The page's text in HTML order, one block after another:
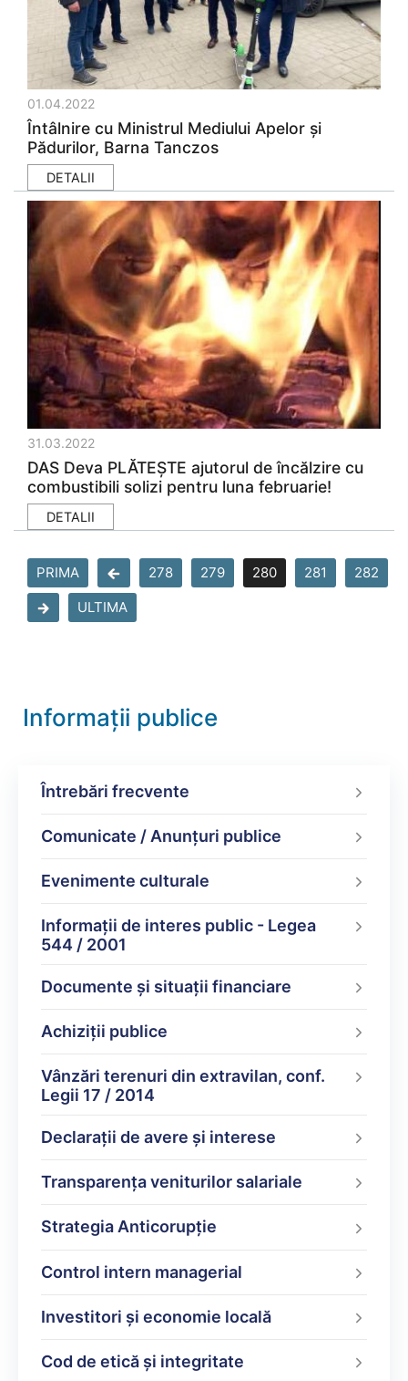
01.04.2022
Întâlnire cu Ministrul Mediului Apelor și
Pădurilor, Barna Tanczos
DETALII
31.03.2022
DAS Deva PLĂTEȘTE ajutorul de încălzire cu
combustibili solizi pentru luna februarie!
DETALII
PRIMA 278 279 280 281 282
ULTIMA
Informații publice
Întrebări frecvente
Comunicate / Anunțuri publice
Evenimente culturale
Informații de interes public - Legea
544 / 2001
Documente şi situaţii financiare
Achiziții publice
Vânzări terenuri din extravilan, conf.
Legii 17 / 2014
Declarații de avere şi interese
Transparența veniturilor salariale
Strategia Anticorupție
Control intern managerial
Investitori și economie locală
Cod de etică și integritate